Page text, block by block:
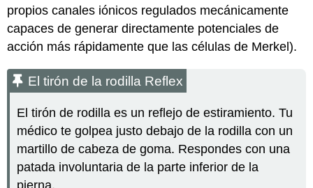
propios canales iónicos regulados mecánicamente
capaces de generar directamente potenciales de
acción más rápidamente que las células de Merkel).
El tirón de la rodilla Reflex
El tirón de rodilla es un reflejo de estiramiento. Tu
médico te golpea justo debajo de la rodilla con un
martillo de cabeza de goma. Respondes con una
patada involuntaria de la parte inferior de la
pierna.